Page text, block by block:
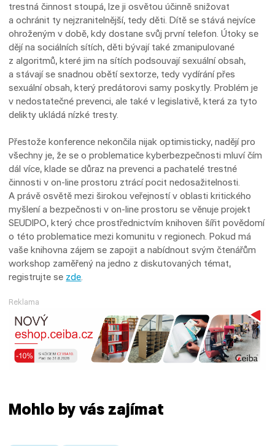
trestná činnost stoupá, lze ji osvětou účinně snižovat
a ochránit ty nejzranitelnější, tedy děti. Dítě se stává nejvíce
ohroženým v době, kdy dostane svůj první telefon. Útoky se
dějí na sociálních sítích, děti bývají také zmanipulované
z algoritmů, které jim na sítích podsouvají sexuální obsah,
a stávají se snadnou obětí sextorze, tedy vydírání přes
sexuální obsah, který predátorovi samy poskytly. Problém je
v nedostatečné prevenci, ale také v legislativě, která za tyto
delikty ukládá nízké tresty.
Přestože konference nekončila nijak optimisticky, nadějí pro
všechny je, že se o problematice kyberbezpečnosti mluví čím
dál více, klade se důraz na prevenci a pachatelé trestné
činnosti v on-line prostoru ztrácí pocit nedosažitelnosti.
A právě osvětě mezi širokou veřejností v oblasti kritického
myšlení a bezpečnosti v on-line prostoru se věnuje projekt
SEUDIPO, který chce prostřednictvím knihoven šířit povědomí
o této problematice mezi komunitu v regionech. Pokud má
vaše knihovna zájem se zapojit a nabídnout svým čtenářům
workshop zaměřený na jedno z diskutovaných témat,
registrujte se zde
Reklama
Mohlo by vás zajímat